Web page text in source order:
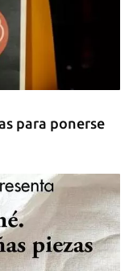
para ponerse